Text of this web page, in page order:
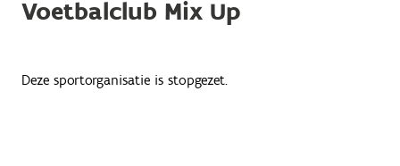
Voetbalclub Mix Up
Deze sportorganisatie is stopgezet.